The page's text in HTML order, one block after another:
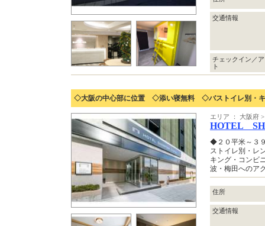
交通情報
チェックイン／
ト
◇大阪の中心部に位置 ◇添い寝無料 ◇バストイレ別・キ
エリア ： 大阪府
HOTEL
◆２０平米～３
ストイレ別・レ
キング・コン
波・梅田へのア
住所
交通情報